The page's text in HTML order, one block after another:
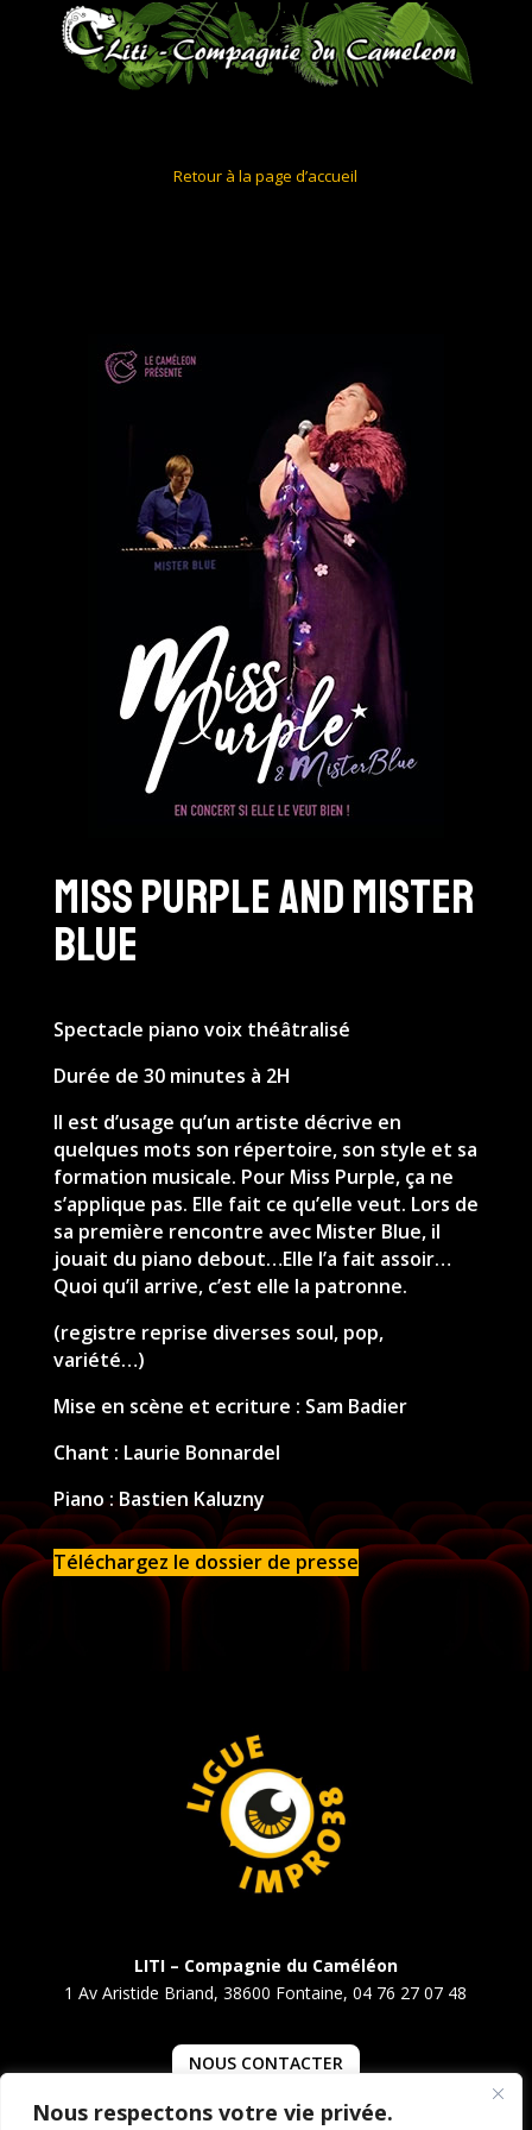
Nous respectons votre vie privée.
Retour à la page d’accueil
MISS PURPLE AND MISTER
BLUE
Spectacle piano voix théâtralisé
Durée de 30 minutes à 2H
Il est d’usage qu’un artiste décrive en
quelques mots son répertoire, son style et sa
formation musicale. Pour Miss Purple, ça ne
s’applique pas. Elle fait ce qu’elle veut. Lors de
sa première rencontre avec Mister Blue, il
jouait du piano debout…Elle l’a fait assoir…
Quoi qu’il arrive, c’est elle la patronne.
(registre reprise diverses soul, pop,
variété…)
Mise en scène et ecriture : Sam Badier
Chant : Laurie Bonnardel
Piano : Bastien Kaluzny
Téléchargez le dossier de presse
LITI – Compagnie du Caméléon
1 Av Aristide Briand, 38600 Fontaine, 04 76 27 07 48
NOUS CONTACTER